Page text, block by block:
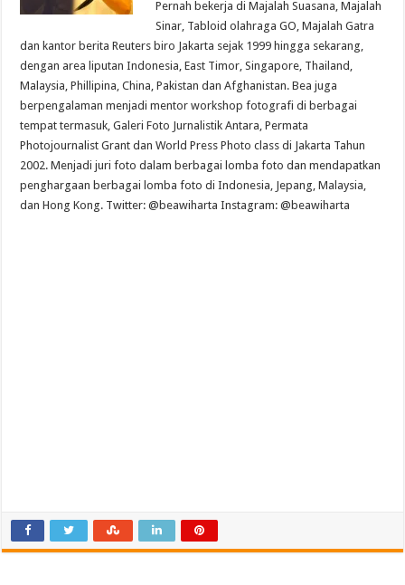
Pernah bekerja di Majalah Suasana, Majalah
Sinar, Tabloid olahraga GO, Majalah Gatra
dan kantor berita Reuters biro Jakarta sejak 1999 hingga sekarang,
dengan area liputan Indonesia, East Timor, Singapore, Thailand,
Malaysia, Phillipina, China, Pakistan dan Afghanistan. Bea juga
berpengalaman menjadi mentor workshop fotografi di berbagai
tempat termasuk, Galeri Foto Jurnalistik Antara, Permata
Photojournalist Grant dan World Press Photo class di Jakarta Tahun
2002. Menjadi juri foto dalam berbagai lomba foto dan mendapatkan
penghargaan berbagai lomba foto di Indonesia, Jepang, Malaysia,
dan Hong Kong. Twitter: @beawiharta Instagram: @beawiharta